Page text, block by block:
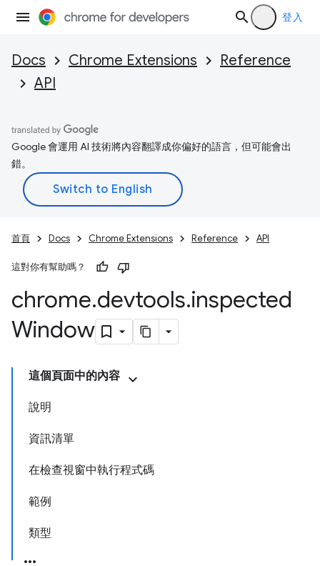
登入
Docs Chrome Extensions
Reference
API
Google 會運用 AI 技術將內容翻譯成你偏好的語言，但可能會出
錯。
首頁 Docs Chrome Extensions Reference API
這對你有幫助嗎？
chrome.devtools.inspected
Window
這個頁面中的內容
說明
資訊清單
在檢查視窗中執行程式碼
範例
類型